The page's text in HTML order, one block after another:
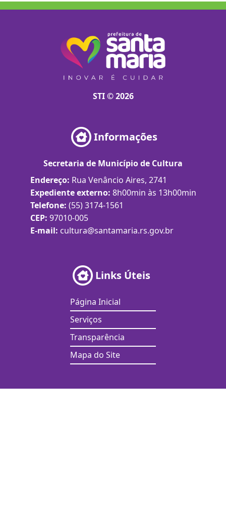
STI © 2026
Informações
Secretaria de Município de Cultura
Endereço: Rua Venâncio Aires, 2741
Expediente externo: 8h00min às 13h00min
Telefone: (55) 3174-1561
CEP: 97010-005
E-mail: cultura@santamaria.rs.gov.br
Links Úteis
Página Inicial
Serviços
Transparência
Mapa do Site